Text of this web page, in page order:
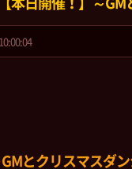
【本日開催！】～
GMとクリスマスダ